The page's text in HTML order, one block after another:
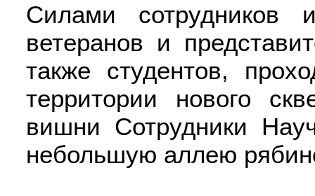
Силами
ветеранов и
также студентов,
территории нового
вишни Сотрудники
небольшую аллею